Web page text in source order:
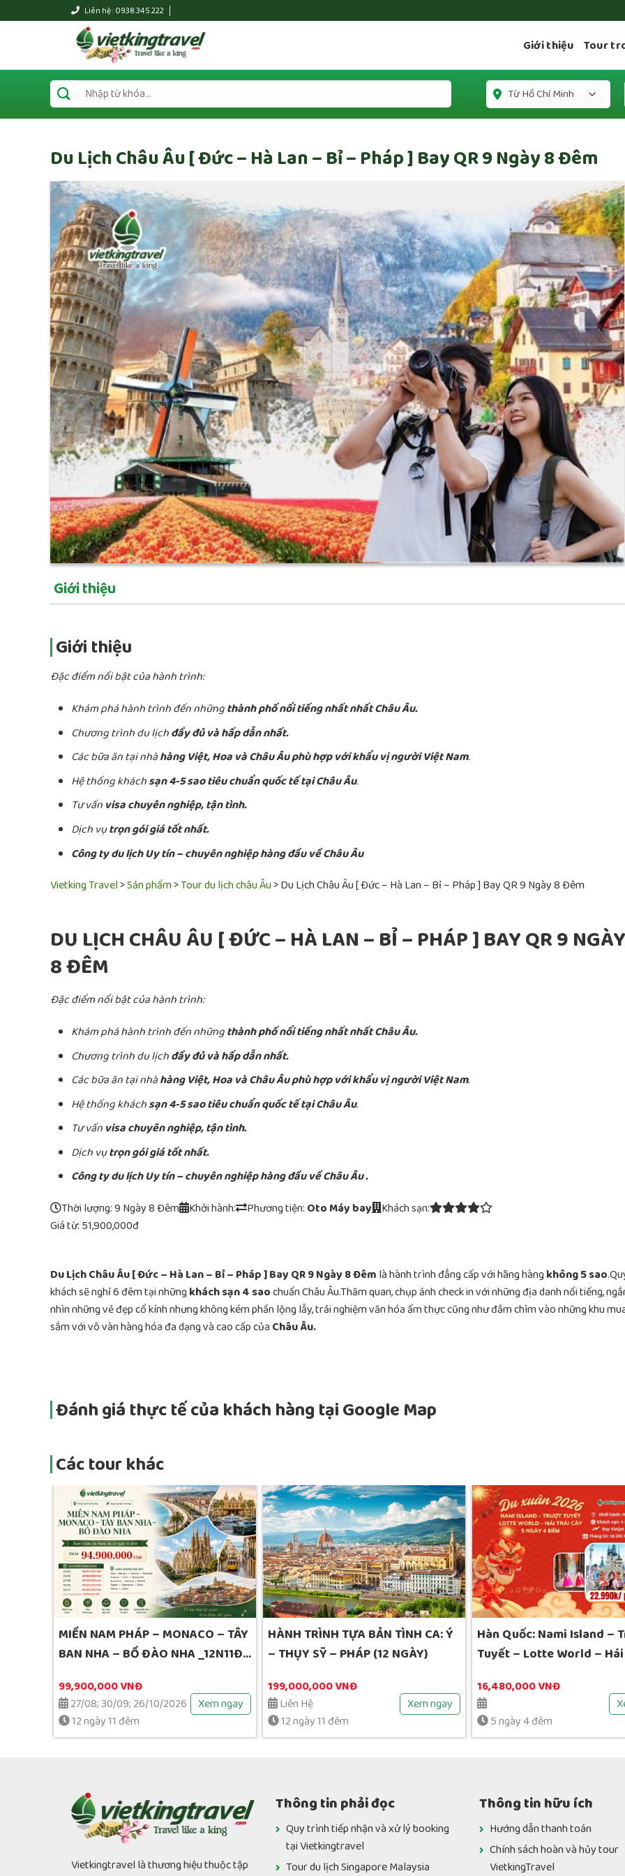
Liên hệ : 0938.345.222
Giới thiệu Tour
Du Lịch Châu Âu [ Đức – Hà Lan – Bỉ – Pháp ] Bay QR 9 Ngày 8 Đêm
Giới thiệu
Giới thiệu
Đặc điểm nổi bật của hành trình:
Khám phá hành trình đến nhữngthành phố nổi tiếng nhất nhất Châu Âu.
Chương trình du lịchđầy đủ và hấp dẫn nhất.
Các bữa ăn tại nhàhàng Việt, Hoa và Châu Âu phù hợp với khẩu vị người Việt Nam.
Hệ thống kháchsạn 4-5 sao tiêu chuẩn quốc tế tại Châu Âu.
Tư vấn visa chuyên nghiệp, tận tình.
Dịch vụtrọn gói giá tốt nhất.
Công ty du lịch Uy tín – chuyên nghiệp hàng đầu về Châu Âu
Vietking Travel>Sản phẩm>Tour du lịch châu Âu>Du Lịch Châu Âu [ Đức – Hà Lan – Bỉ – Pháp ] Bay QR 9 Ngày 8 Đêm
DU LỊCH CHÂU ÂU [ ĐỨC – HÀ LAN – BỈ – PHÁP ] BAY QR 9 NGÀY
8 ĐÊM
Đặc điểm nổi bật của hành trình:
Khám phá hành trình đến nhữngthành phố nổi tiếng nhất nhất Châu Âu.
Chương trình du lịchđầy đủ và hấp dẫn nhất.
Các bữa ăn tại nhàhàng Việt, Hoa và Châu Âu phù hợp với khẩu vị người Việt Nam.
Hệ thống kháchsạn 4-5 sao tiêu chuẩn quốc tế tại Châu Âu.
Tư vấn visa chuyên nghiệp, tận tình.
Dịch vụtrọn gói giá tốt nhất.
Công ty du lịch Uy tín – chuyên nghiệp hàng đầu về Châu Âu .
Thời lượng: 9 Ngày 8 Đêm Khởi hành: Phương tiện: Oto Máy bay
Khách sạn:
Giá từ: 51,900,000đ
Du Lịch Châu Âu [ Đức – Hà Lan – Bỉ – Pháp ] Bay QR 9 Ngày 8 Đêm là hành trình đẳng cấp với hãng hàngkhông 5 sao
khách sẽ nghỉ 6 đêm tại nhữngkhách sạn 4 saochuẩn Châu Âu.Thăm quan, chụp ảnh check in với những địa danh nổi tiếng,
nhìn những vẻ đẹp cổ kính nhưng không kém phần lộng lẫy, trải nghiệm văn hóa ẩm thực cũng như đắm chìm vào những khu
sắm với vô vàn hàng hóa đa dạng và cao cấp của Châu Âu.
Đánh giá thực tế của khách hàng tại Google Map
Các tour khác
MIỀN NAM PHÁP – MONACO – TÂY
BAN NHA – BỒ ĐÀO NHA _12N11Đ_
99,900,000 VNĐ
27/08; 30/09; 26/10/2026
12 ngày 11 đêm
Xem ngay
HÀNH TRÌNH TỰA BẢN TÌNH CA: Ý
– THỤY SỸ – PHÁP (12 NGÀY)
199,000,000 VNĐ
Liên Hệ
12 ngày 11 đêm
Xem ngay
Hàn Quốc: Nami Island –
Tuyết – Lotte World –
16,480,000 VNĐ
5 ngày 4 đêm
Vietkingtravel là thương hiệu thuộc tập
Thông tin phải đọc
Quy trình tiếp nhận và xử lý booking
tại Vietkingtravel
Tour du lịch Singapore Malaysia
Thông tin hữu ích
Hướng dẫn thanh toán
Chính sách hoàn và hủy tour
VietkingTravel